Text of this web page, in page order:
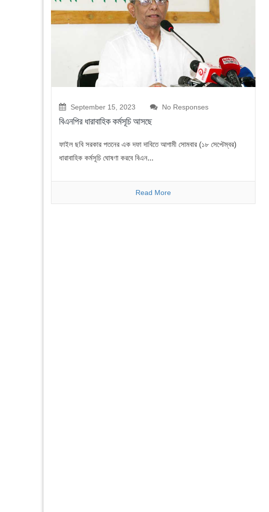
September 15, 2023 No Responses
বিএনপির ধারাবাহিক কর্মসূচি আসছে
ফাইল ছবি সরকার পতনের এক দফা দাবিতে আগামী সোমবার (১৮ সেপ্টেম্বর)
ধারাবাহিক কর্মসূচি ঘোষণা করবে বিএন...
Read More